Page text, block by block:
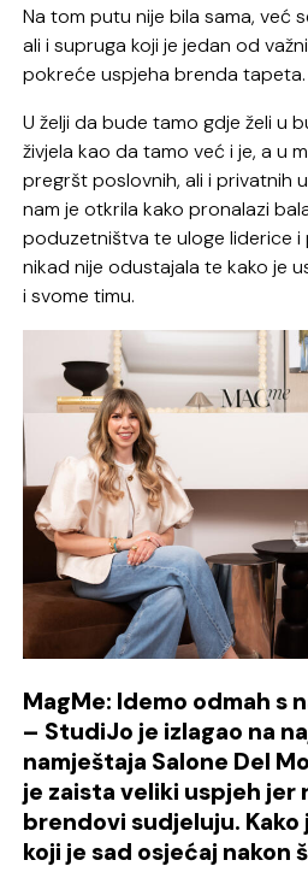
Na tom putu nije bila sama, već
ali i supruga koji je jedan od
pokreće uspjeha brenda tapeta.
U želji da bude tamo gdje želi u
živjela kao da tamo već i je, a u
pregršt poslovnih, ali i privatnih
nam je otkrila kako pronalazi
poduzetništva te uloge liderice
nikad nije odustajala te kako je
i svome timu.
MagMe: Idemo odmah s
– StudiJo je izlagao na
namještaja Salone Del
je zaista veliki uspjeh
brendovi sudjeluju. Kako
koji je sad osjećaj nakon